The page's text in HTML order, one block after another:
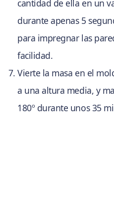
cantidad de ella en un
durante apenas 5
para impregnar las
facilidad.
Vierte la masa en el
a una altura media, y
180º durante unos 35